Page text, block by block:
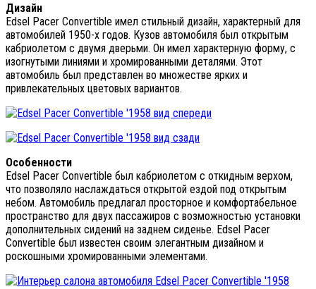
Дизайн
Edsel Pacer Convertible имел стильный дизайн, характерный для
автомобилей 1950-х годов. Кузов автомобиля был открытым
кабриолетом с двумя дверьми. Он имел характерную форму, с
изогнутыми линиями и хромированными деталями. Этот
автомобиль был представлен во множестве ярких и
привлекательных цветовых вариантов.
Особенности
Edsel Pacer Convertible был кабриолетом с откидным верхом,
что позволяло наслаждаться открытой ездой под открытым
небом. Автомобиль предлагал просторное и комфортабельное
пространство для двух пассажиров с возможностью установки
дополнительных сидений на заднем сиденье. Edsel Pacer
Convertible был известен своим элегантным дизайном и
роскошными хромированными элементами.